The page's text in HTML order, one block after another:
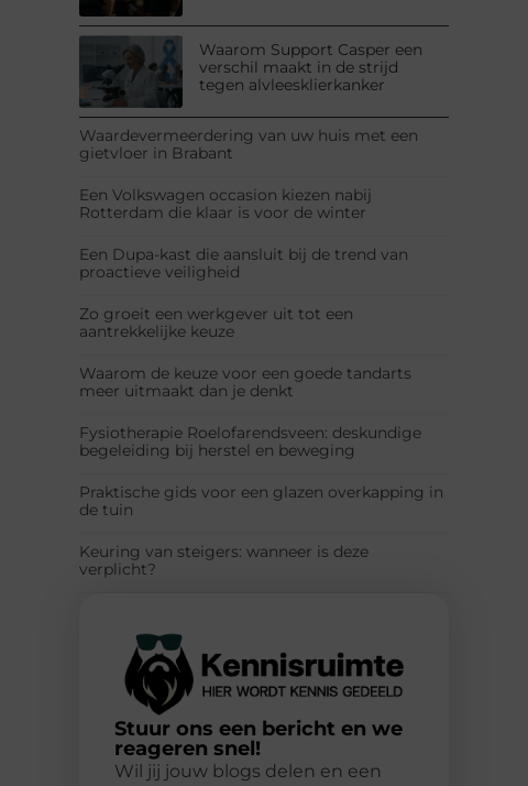
Waarom Support Casper een
verschil maakt in de strijd
tegen alvleesklierkanker
Waardevermeerdering van uw huis met een
gietvloer in Brabant
Een Volkswagen occasion kiezen nabij
Rotterdam die klaar is voor de winter
Een Dupa-kast die aansluit bij de trend van
proactieve veiligheid
Zo groeit een werkgever uit tot een
aantrekkelijke keuze
Waarom de keuze voor een goede tandarts
meer uitmaakt dan je denkt
Fysiotherapie Roelofarendsveen: deskundige
begeleiding bij herstel en beweging
Praktische gids voor een glazen overkapping in
de tuin
Keuring van steigers: wanneer is deze
verplicht?
Stuur ons een bericht en we
reageren snel!
Wil jij jouw blogs delen en een